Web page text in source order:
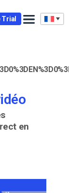
Trial
en